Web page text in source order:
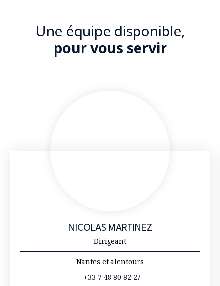
Une équipe disponible,
pour vous servir
NICOLAS MARTINEZ
Dirigeant
Nantes et alentours
+33 7 48 80 82 27